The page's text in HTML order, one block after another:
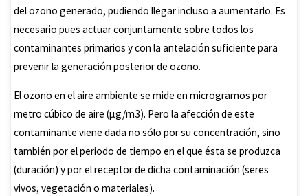
del ozono generado, pudiendo llegar incluso a aumentarlo. Es
necesario pues actuar conjuntamente sobre todos los
contaminantes primarios y con la antelación suficiente para
prevenir la generación posterior de ozono.
El ozono en el aire ambiente se mide en microgramos por
metro cúbico de aire (µg/m3). Pero la afección de este
contaminante viene dada no sólo por su concentración, sino
también por el periodo de tiempo en el que ésta se produzca
(duración) y por el receptor de dicha contaminación (seres
vivos, vegetación o materiales).